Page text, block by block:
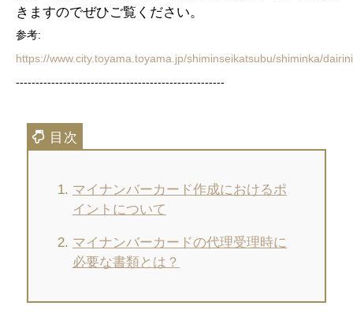
きますのでぜひご覧ください。
参考:
https://www.city.toyama.toyama.jp/shiminseikatsubu/shiminka/
-----------------------------------------------------
マイナンバーカード作成におけるポ
イントについて
マイナンバーカードの代理受理時に
必要な書類とは？